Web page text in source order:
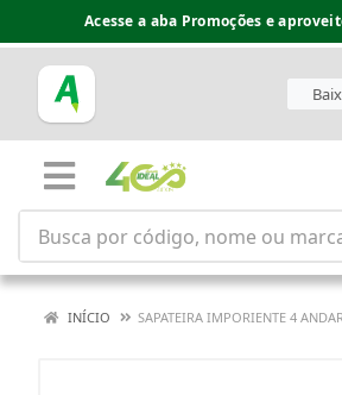
Acesse a aba Promoções e
INÍCIO SAPATEIRA IMPORIENTE 4